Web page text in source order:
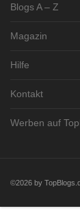
Blogs A – Z
Magazin
Hilfe
Kontakt
Werben auf
©2026 by